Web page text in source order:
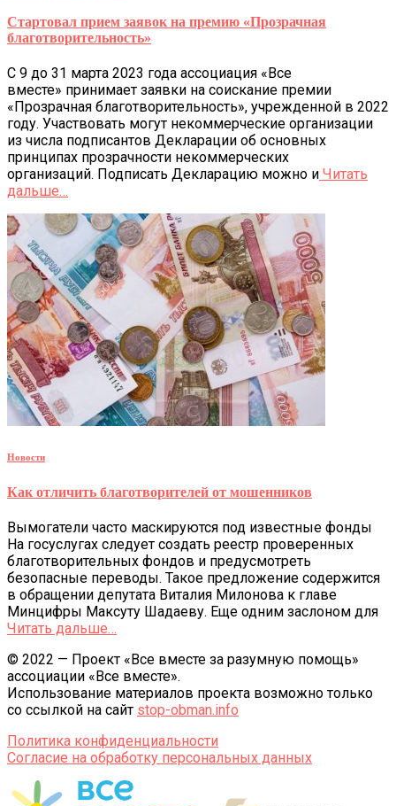
Стартовал прием заявок на премию «Прозрачная
благотворительность»
С 9 до 31 марта 2023 года ассоциация «Все
вместе» принимает заявки на соискание премии
«Прозрачная благотворительность», учрежденной в 2022
году. Участвовать могут некоммерческие организации
из числа подписантов Декларации об основных
принципах прозрачности некоммерческих
организаций. Подписать Декларацию можно и Читать
дальше…
Новости
Как отличить благотворителей от мошенников
Вымогатели часто маскируются под известные фонды
На госуслугах следует создать реестр проверенных
благотворительных фондов и предусмотреть
безопасные переводы. Такое предложение содержится
в обращении депутата Виталия Милонова к главе
Минцифры Максуту Шадаеву. Еще одним заслоном для
Читать дальше…
© 2022 — Проект «Все вместе за разумную помощь»
ассоциации «Все вместе».
Использование материалов проекта возможно только
со ссылкой на сайт stop-obman.info
Политика конфиденциальности
Согласие на обработку персональных данных